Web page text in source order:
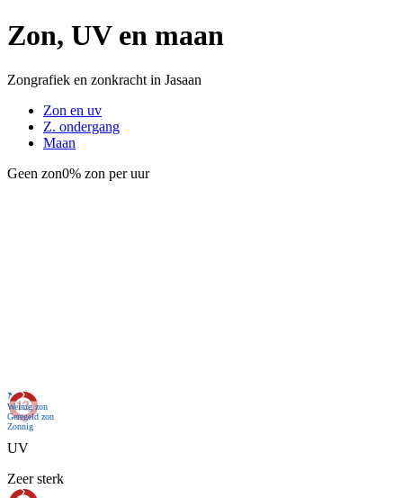
Zon, UV en maan
Zongrafiek en zonkracht in Jasaan
Zon en uv
Z. ondergang
Maan
Geen zon0% zon per uur
Nu
Weinig zon
Geregeld zon
Zonnig
UV
Zeer sterk